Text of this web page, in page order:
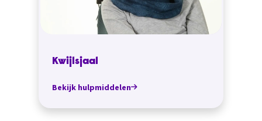
Kwijlsjaal
Bekijk hulpmiddelen